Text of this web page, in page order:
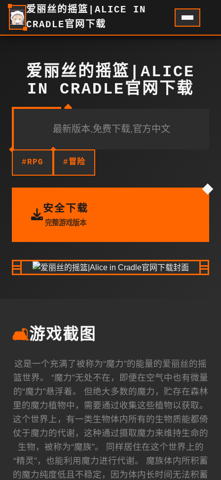
爱丽丝的摇篮|ALICE IN
CRADLE官网下载
爱丽丝的摇篮|ALICE
IN CRADLE官网下载
最新版本,免费下载,官方中文
#RPG #冒险
安全下载
完整游戏版本
🛋️游戏截图
这是一个充满了被称为“魔力”的能量的爱丽丝的摇
篮世界。 “魔力”无处不在，即便在空气中也有微量
的“魔力”悬浮着。 但绝大多数的魔力，贮存在森林
里的魔力植物中，需要通过收集这些植物以获取。
这个世界上，有一类生物体内所有的生物质能都倚
仗于魔力的代谢，这种通过摄取魔力来维持生命的
生物，被称为“魔族”。 同样居住在这个世界上的
“精灵”，也能利用魔力进行代谢。 魔族体内所积蓄
的魔力纯度低且不稳定，因为体内长时间无法积蓄